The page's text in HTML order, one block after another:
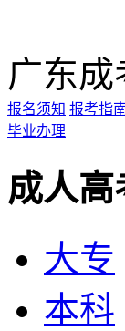
广东成
报名须知 报考指
毕业办理
成人高
大专
本科